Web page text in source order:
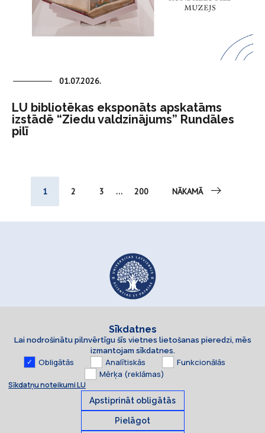
01.07.2026.
LU bibliotēkas eksponāts apskatāms
izstādē “Ziedu valdzinājums” Rundāles
pilī
1 2 3 ... 200 NĀKAMĀ
Sīkdatnes
Lai nodrošinātu pilnvērtīgu šīs vietnes lietošanas pieredzi, mēs
izmantojam sīkdatnes.
Obligātās Analītiskās
Funkcionālās
Mērķa (reklāmas)
Sīkdatņu noteikumi LU
Apstiprināt obligātās
Pielāgot